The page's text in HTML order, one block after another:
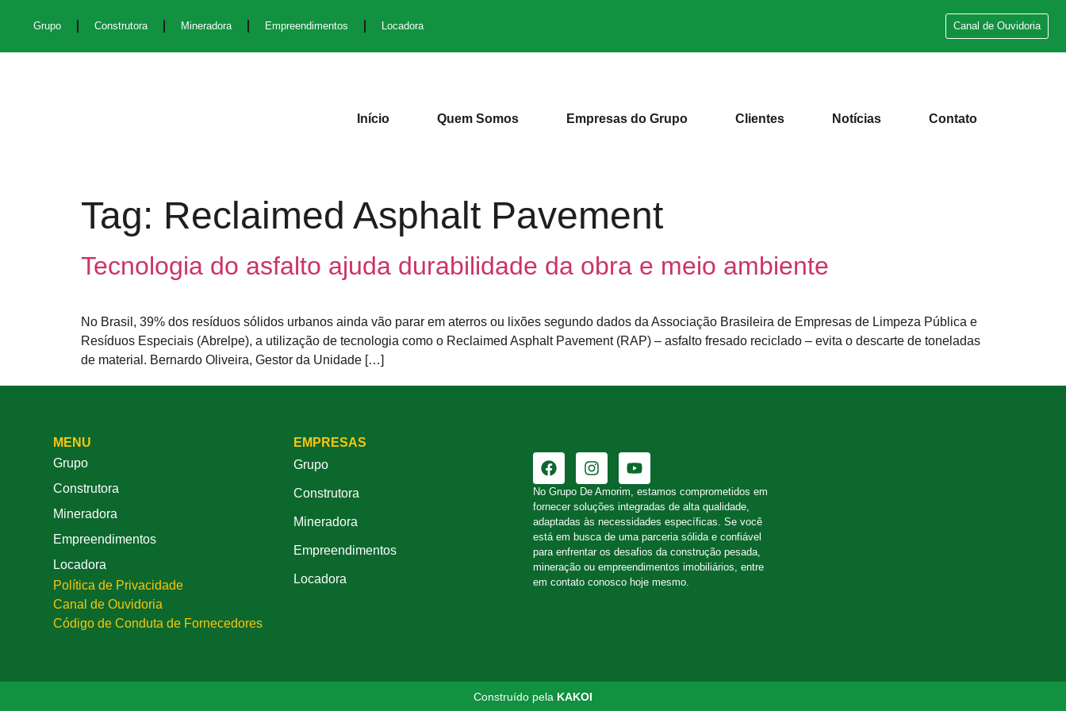
Grupo Construtora Mineradora Empreendimentos Locadora Canal de Ouvidoria
Início Quem Somos Empresas do Grupo Clientes Notícias Contato
Tag: Reclaimed Asphalt Pavement
Tecnologia do asfalto ajuda durabilidade da obra e meio ambiente
No Brasil, 39% dos resíduos sólidos urbanos ainda vão parar em aterros ou lixões segundo dados da Associação Brasileira de Empresas de Limpeza Pública e
Resíduos Especiais (Abrelpe), a utilização de tecnologia como o Reclaimed Asphalt Pavement (RAP) – asfalto fresado reciclado – evita o descarte de toneladas
de material. Bernardo Oliveira, Gestor da Unidade […]
MENU
Grupo
Construtora
Mineradora
Empreendimentos
Locadora
Política de Privacidade
Canal de Ouvidoria
Código de Conduta de Fornecedores
EMPRESAS
Grupo
Construtora
Mineradora
Empreendimentos
Locadora
No Grupo De Amorim, estamos comprometidos em
fornecer soluções integradas de alta qualidade,
adaptadas às necessidades específicas. Se você
está em busca de uma parceria sólida e confiável
para enfrentar os desafios da construção pesada,
mineração ou empreendimentos imobiliários, entre
em contato conosco hoje mesmo.
Construído pela KAKOI